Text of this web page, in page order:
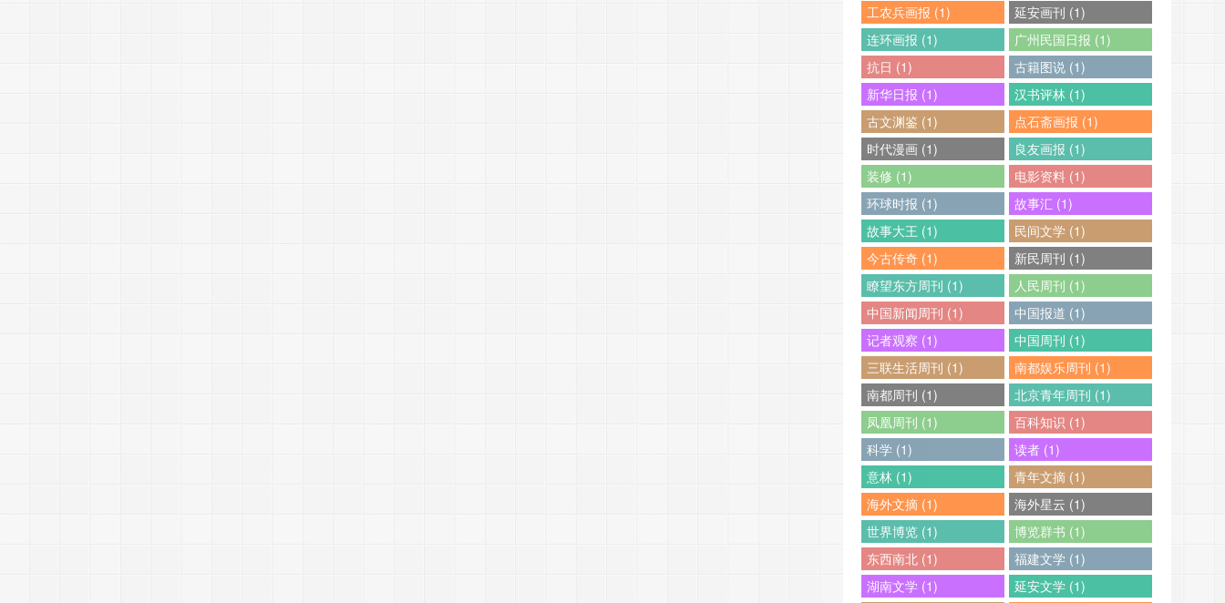
工农兵画报 (1)
延安画刊 (1)
连环画报 (1)
广州民国日报 (1)
抗日 (1)
古籍图说 (1)
新华日报 (1)
汉书评林 (1)
古文渊鉴 (1)
点石斋画报 (1)
时代漫画 (1)
良友画报 (1)
装修 (1)
电影资料 (1)
环球时报 (1)
故事汇 (1)
故事大王 (1)
民间文学 (1)
今古传奇 (1)
新民周刊 (1)
瞭望东方周刊 (1)
人民周刊 (1)
中国新闻周刊 (1)
中国报道 (1)
记者观察 (1)
中国周刊 (1)
三联生活周刊 (1)
南都娱乐周刊 (1)
南都周刊 (1)
北京青年周刊 (1)
凤凰周刊 (1)
百科知识 (1)
科学 (1)
读者 (1)
意林 (1)
青年文摘 (1)
海外文摘 (1)
海外星云 (1)
世界博览 (1)
博览群书 (1)
东西南北 (1)
福建文学 (1)
湖南文学 (1)
延安文学 (1)